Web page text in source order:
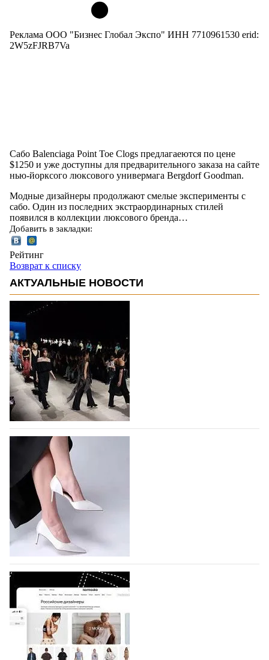
Реклама ООО "Бизнес Глобал Экспо" ИНН 7710961530 erid:
2W5zFJRB7Va
Сабо Balenciaga Point Toe Clogs предлагаеются по цене
$1250 и уже доступны для предварительного заказа на сайте
нью-йорксого люксового универмага Bergdorf Goodman.
Модные дизайнеры продолжают смелые эксперименты с
сабо. Один из последних экстраординарных стилей
появился в коллекции люксового бренда…
Добавить в закладки:
Рейтинг
Возврат к списку
АКТУАЛЬНЫЕ НОВОСТИ
На участие в Московской неделе моды
подано 1047 заявок
На участие в седьмой Московской неделе моды,
которая пройдет в российской столице с 26 сентября
по 1 октября, уже подано 1047 заявок. Примерно
половину из них (494) прислали дизайнеры,
коллекции которых не были представлены в…
07.08.2026 108
BALLINA представит свои новинки на Euro
Shoes
Компания BALLINA Guangzhou Lihuang Footwear
Co., Ltd., основанная в 2011 году и расположенная в
Гуанчжоу, столице моды Китая, является